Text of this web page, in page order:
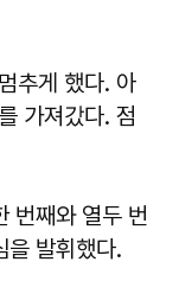
추게 했다. 아
가져갔다. 점
번째와 열두 번
을 발휘했다.